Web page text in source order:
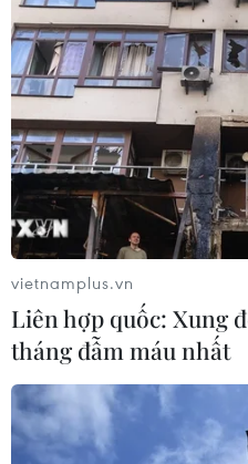
vietnamplus.vn
Liên hợp quốc: Xung
tháng đẫm máu nhất